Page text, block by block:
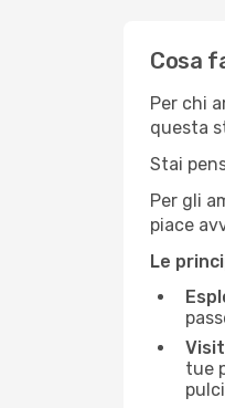
Cosa
Per chi
questa
Stai
Per gli
piace
Le
tue